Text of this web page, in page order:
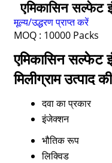
एमिकासिन सल्फेट
मूल्य/उद्धरण प्राप्त करें
MOQ : 10000 Packs
एमिकासिन
मिलीग्राम उत्पाद
दवा का प्रकार
इंजेक्शन
भौतिक रूप
लिक्विड